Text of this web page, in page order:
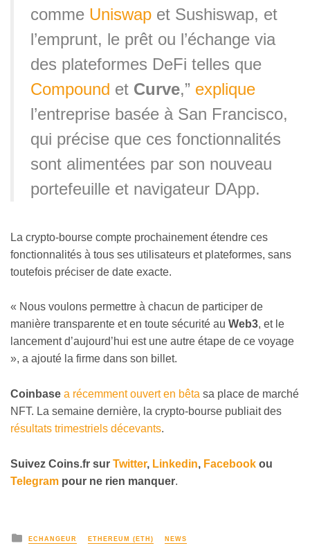
comme Uniswap et Sushiswap, et
l’emprunt, le prêt ou l’échange via
des plateformes DeFi telles que
Compound et Curve,” explique
l’entreprise basée à San Francisco,
qui précise que ces fonctionnalités
sont alimentées par son nouveau
portefeuille et navigateur DApp.
La crypto-bourse compte prochainement étendre ces
fonctionnalités à tous ses utilisateurs et plateformes, sans
toutefois préciser de date exacte.
« Nous voulons permettre à chacun de participer de
manière transparente et en toute sécurité au Web3, et le
lancement d’aujourd’hui est une autre étape de ce voyage
», a ajouté la firme dans son billet.
Coinbase a récemment ouvert en bêta sa place de marché
NFT. La semaine dernière, la crypto-bourse publiait des
résultats trimestriels décevants.
Suivez Coins.fr sur Twitter, Linkedin, Facebook ou
Telegram pour ne rien manquer.
ECHANGEUR ETHEREUM (ETH) NEWS